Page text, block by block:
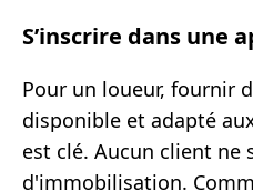
S’inscrire dans une
Pour un loueur, fournir
disponible et adapté
est clé. Aucun client ne
d'immobilisation.